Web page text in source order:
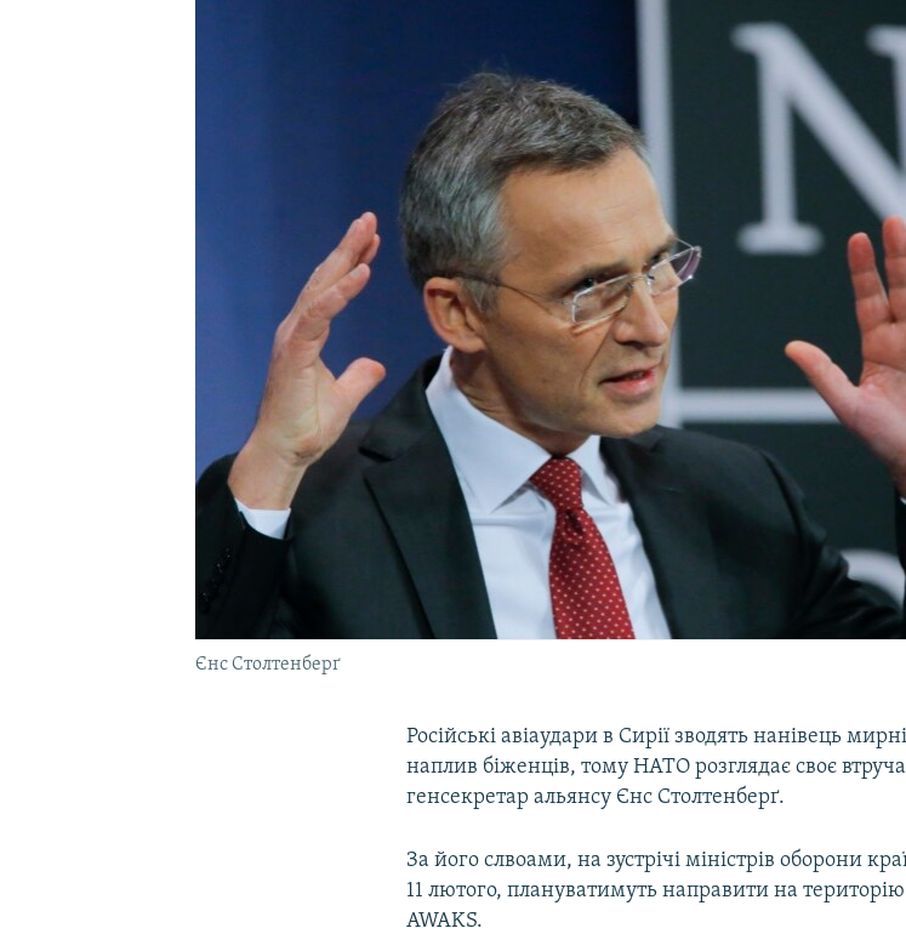
Єнс Столтенберґ
Російські авіаудари в Сирії зводять нанівець
наплив біженців, тому НАТО розглядає своє
генсекретар альянсу Єнс Столтенберґ.
За його слвоами, на зустрічі міністрів оборони
11 лютого, плануватимуть направити на територію
AWAKS.